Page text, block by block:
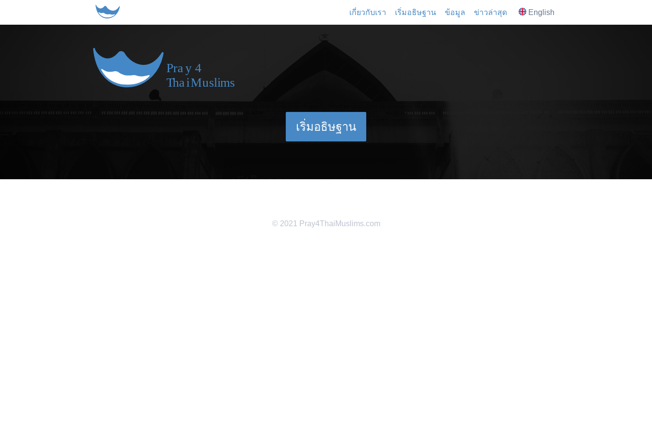
เกี่ยวกับเรา เริ่มอธิษฐาน ข้อมูล ข่าวล่าสุด English
เริ่มอธิษฐาน
© 2021 Pray4ThaiMuslims.com